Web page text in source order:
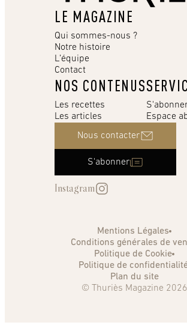
LE MAGAZINE
Qui sommes-nous ?
Notre histoire
L’équipe
Contact
NOS CONTENUS
Les recettes
Les articles
Espace
Nous contacter
S'abonner
Instagram
Mentions Légales
Conditions générales de
Politique de Cookie
Politique de
Plan du site
© Thuriès Magazine 2026